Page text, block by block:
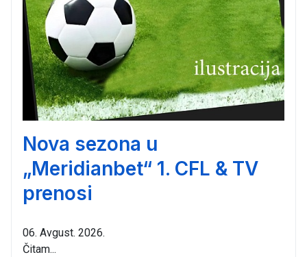
Nova sezona u
„Meridianbet“ 1. CFL & TV
prenosi
06. Avgust. 2026.
Čitam...